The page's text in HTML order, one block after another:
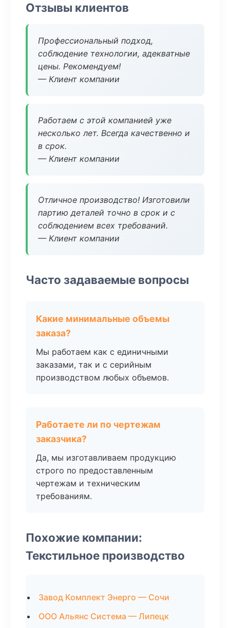
Отзывы клиентов
Профессиональный подход,
соблюдение технологии, адекватные
цены. Рекомендуем!
— Клиент компании
Работаем с этой компанией уже
несколько лет. Всегда качественно и
в срок.
— Клиент компании
Отличное производство! Изготовили
партию деталей точно в срок и с
соблюдением всех требований.
— Клиент компании
Часто задаваемые вопросы
Какие минимальные объемы
заказа?
Мы работаем как с единичными
заказами, так и с серийным
производством любых объемов.
Работаете ли по чертежам
заказчика?
Да, мы изготавливаем продукцию
строго по предоставленным
чертежам и техническим
требованиям.
Похожие компании:
Текстильное производство
Завод Комплект Энерго — Сочи
ООО Альянс Система — Липецк